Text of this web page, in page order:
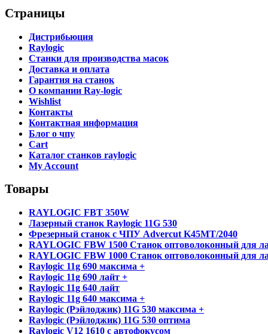
Страницы
Дистрибьюция
Raylogic
Станки для производства масок
Доставка и оплата
Гарантия на станок
О компании Ray-logic
Wishlist
Контакты
Контактная информация
Блог о чпу
Cart
Каталог станков raylogic
My Account
Товары
RAYLOGIC FBT 350W
Лазерный станок Raylogic 11G 530
Фрезерный станок с ЧПУ Advercut K45MT/2040
RAYLOGIC FBW 1500 Станок оптоволоконный для
RAYLOGIC FBW 1000 Станок оптоволоконный для
Raylogic 11g 690 максима +
Raylogic 11g 690 лайт +
Raylogic 11g 640 лайт
Raylogic 11g 640 максима +
Raylogic (Рэйлоджик) 11G 530 максима +
Raylogic (Рэйлоджик) 11G 530 оптима
Raylogic V12 1610 с автофокусом